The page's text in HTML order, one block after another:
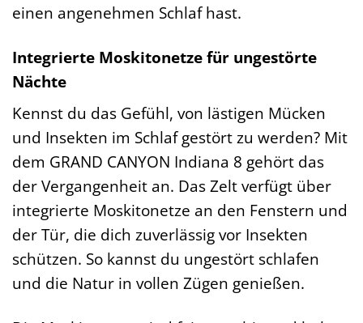
einen angenehmen Schlaf hast.
Integrierte Moskitonetze für ungestörte
Nächte
Kennst du das Gefühl, von lästigen Mücken
und Insekten im Schlaf gestört zu werden? Mit
dem GRAND CANYON Indiana 8 gehört das
der Vergangenheit an. Das Zelt verfügt über
integrierte Moskitonetze an den Fenstern und
der Tür, die dich zuverlässig vor Insekten
schützen. So kannst du ungestört schlafen
und die Natur in vollen Zügen genießen.